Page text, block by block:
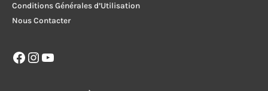
Conditions Générales d’Utilisation
Nous Contacter
Facebook
Instagram
YouTube